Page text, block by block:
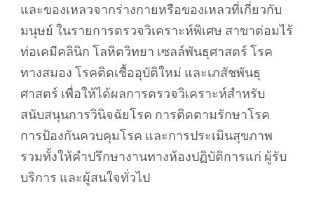
และของเหลวจากร่างกายหรือของเหลวที่เกี่ยวกับ
มนุษย์ ในรายการตรวจวิเคราะห์พิเศษ สาขาต่อมไร้
ท่อเคมีคลินิก โลหิตวิทยา เซลล์พันธุศาสตร์ โรค
ทางสมอง โรคติดเชื้ออุบัติใหม่ และเภสัชพันธุ
ศาสตร์ เพื่อให้ได้ผลการตรวจวิเคราะห์สำหรับ
สนับสนุนการวินิจฉัยโรค การติดตามรักษาโรค
การป้องกันควบคุมโรค และการประเมินสุขภาพ
รวมทั้งให้คำปรึกษางานทางห้องปฏิบัติการแก่ ผู้รับ
บริการ และผู้สนใจทั่วไป